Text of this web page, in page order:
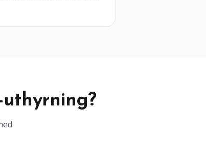
uthyrning?